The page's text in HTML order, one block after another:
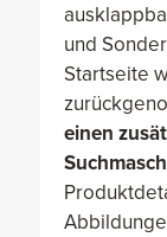
und
Startseite
einen